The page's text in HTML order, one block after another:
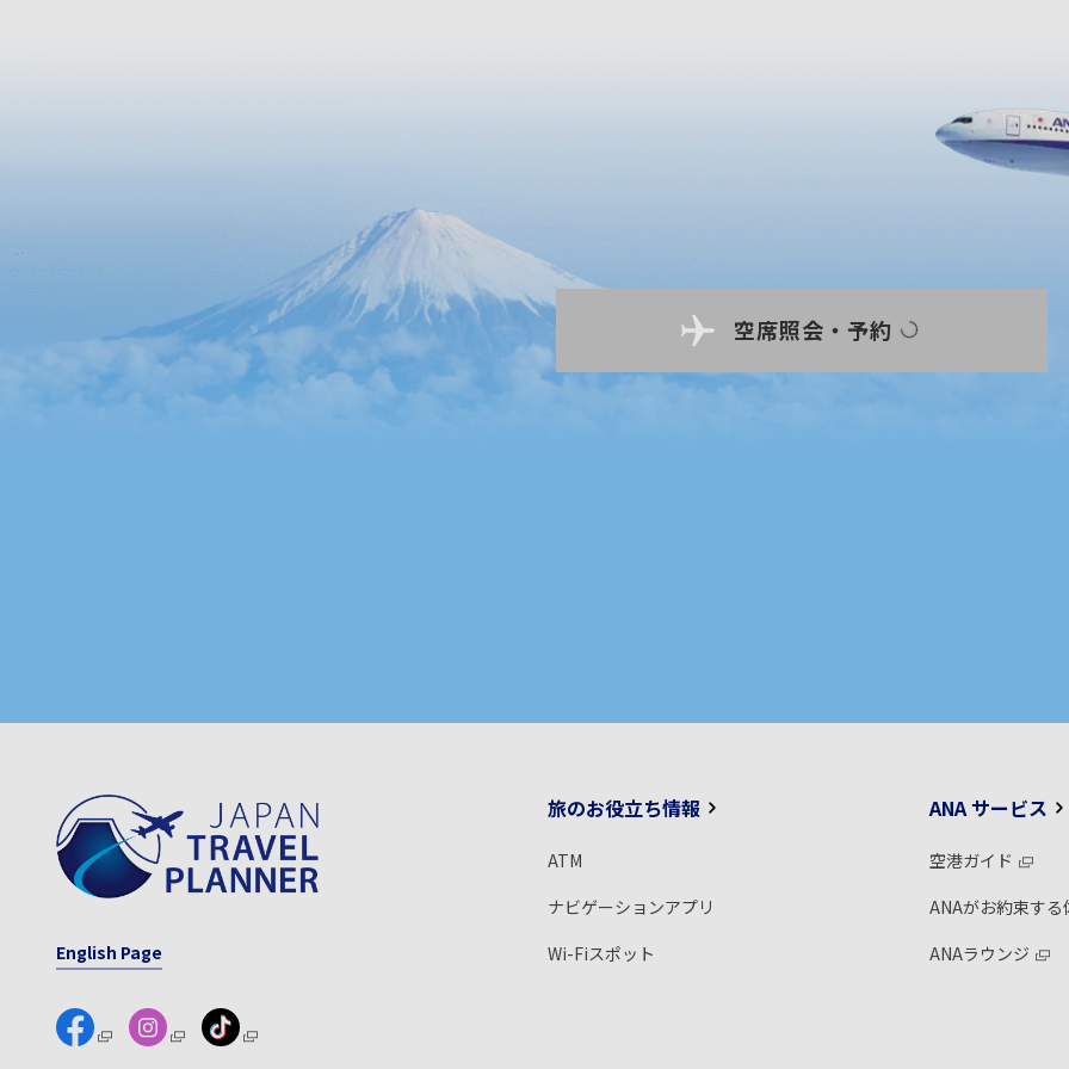
空席照会・予約
English Page
旅のお役立ち情報
ATM
ナビゲーションアプリ
Wi-Fiスポット
ANA サービス
空港ガイド
ANAがお約束する
ANAラウンジ